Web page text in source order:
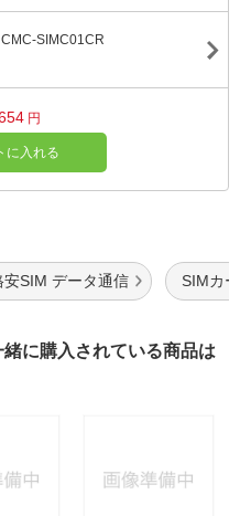
SIMC01CR
円
に入れる
安SIM データ通信 SIMカ
に購入されている商品は